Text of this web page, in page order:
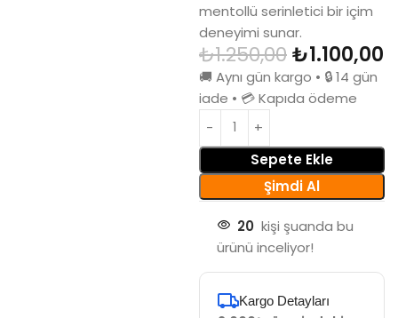
mentollü serinletici bir içim
deneyimi sunar.
₺1.250,00₺1.100,00
🚚 Aynı gün kargo • 🔒 14 gün
iade • 💳 Kapıda ödeme
Sepete Ekle
Şimdi Al
20 kişi şuanda bu
ürünü inceliyor!
Kargo Detayları